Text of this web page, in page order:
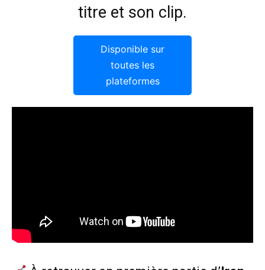
titre et son clip.
Disponible sur
toutes les
plateformes